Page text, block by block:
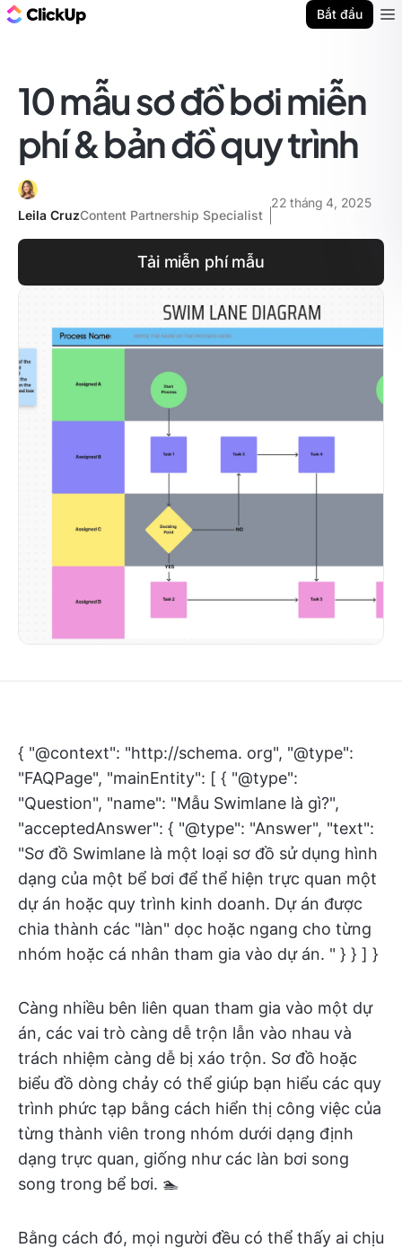
Bắt đầu
10 mẫu sơ đồ bơi miễn
phí & bản đồ quy trình
Leila CruzContent Partnership Specialist
22 tháng 4, 2025
Tải miễn phí mẫu
{ "@context": "http://schema. org", "@type":
"FAQPage", "mainEntity": [ { "@type":
"Question", "name": "Mẫu Swimlane là gì?",
"acceptedAnswer": { "@type": "Answer", "text":
"Sơ đồ Swimlane là một loại sơ đồ sử dụng hình
dạng của một bể bơi để thể hiện trực quan một
dự án hoặc quy trình kinh doanh. Dự án được
chia thành các "làn" dọc hoặc ngang cho từng
nhóm hoặc cá nhân tham gia vào dự án. " } } ] }
Càng nhiều bên liên quan tham gia vào một dự
án, các vai trò càng dễ trộn lẫn vào nhau và
trách nhiệm càng dễ bị xáo trộn. Sơ đồ hoặc
biểu đồ dòng chảy có thể giúp bạn hiểu các quy
trình phức tạp bằng cách hiển thị công việc của
từng thành viên trong nhóm dưới dạng định
dạng trực quan, giống như các làn bơi song
song trong bể bơi. 🏊
Bằng cách đó, mọi người đều có thể thấy ai chịu